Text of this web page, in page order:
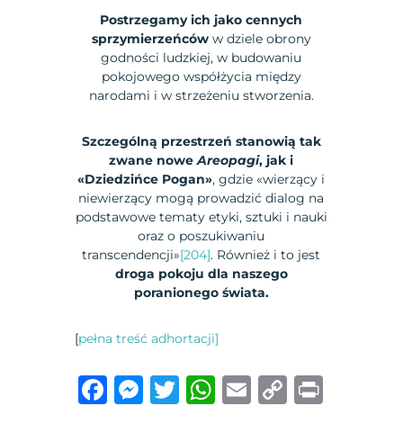
Postrzegamy ich jako cennych
sprzymierzeńców w dziele obrony
godności ludzkiej, w budowaniu
pokojowego współżycia między
narodami i w strzeżeniu stworzenia.
Szczególną przestrzeń stanowią tak
zwane noweAreopagi, jak i
«Dziedzińce Pogan», gdzie «wierzący i
niewierzący mogą prowadzić dialog na
podstawowe tematy etyki, sztuki i nauki
oraz o poszukiwaniu
transcendencji»[204]. Również i to jest
droga pokoju dla naszego
poranionego świata.
[pełna treść adhortacji]
F
M T
W E
C